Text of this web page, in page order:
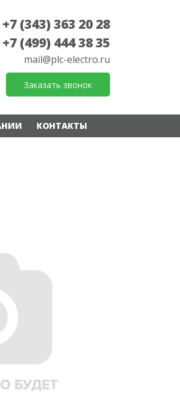
+7 (343) 363 20 28
+7 (499) 444 38 35
mail@plc-electro.ru
Заказать звонок
КОНТАКТЫ